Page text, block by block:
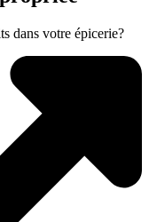
dans votre épicerie?